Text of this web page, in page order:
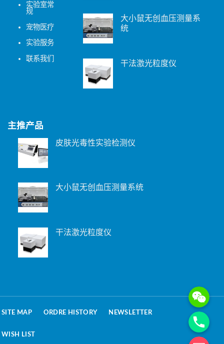
实验室常
规
宠物医疗
实验服务
联系我们
大小鼠无创血压测量系
统
干法激光粒度仪
主推产品
皮肤光毒性实验检测仪
大小鼠无创血压测量系统
干法激光粒度仪
SITE MAP ORDRE HISTORY NEWSLETTER
WISH LIST
WeChat:
Phone
电子邮箱地址